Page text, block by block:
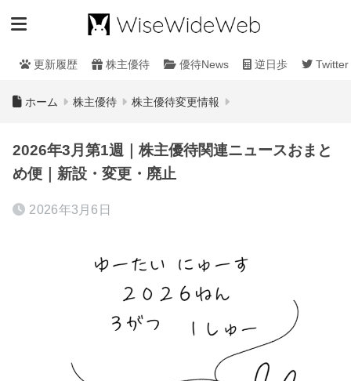
更新履歴 株主優待 優待News 逆日歩 Twitter
ホーム 株主優待 株主優待変更情報
2026年3月第1週｜株主優待関連ニュースおまと
め便｜新設・変更・廃止
2026年3月6日